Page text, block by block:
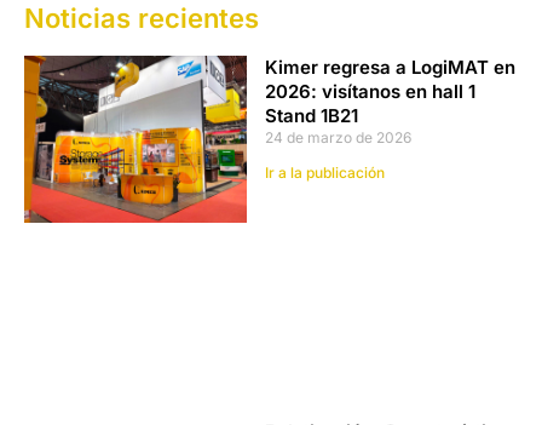
Noticias recientes
Kimer regresa a LogiMAT en
2026: visítanos en hall 1
Stand 1B21
24 de marzo de 2026
Ir a la publicación